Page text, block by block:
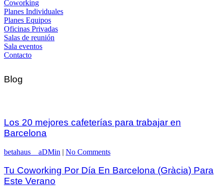
Coworking
Planes Individuales
Planes Equipos
Oficinas Privadas
Salas de reunión
Sala eventos
Contacto
Blog
Los 20 mejores cafeterías para trabajar en
Barcelona
betahaus__aDMin | No Comments
Tu Coworking Por Día En Barcelona (Gràcia) Para
Este Verano